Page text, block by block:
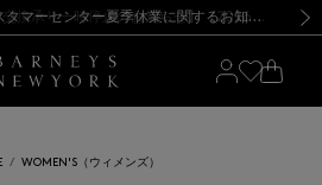
新規登録のお客様も対象！＜MY BARNEYS＞会員のお客様は11,000円（税込）以上のお買上げで常時送料無料！お買い物の際は会員登録を！
荷一時停止のお知らせ】(2026.8.7) 【オンラインストア カスタマーセンター夏季休業に関するお知らせ】（2026.8.7）
【夏季休業に伴う返品・交換承り一時停止のお知らせ】（2026.8.5）
の影響によるお荷物のお届けについて
SALEのご案内・ご注意事項 新規登録のお客様も対象！＜MY BARNEYS＞会員のお客様は11,000円（税込）以上のお買上げで常時送料無料！お買い物の際は会員登録を！
荷一時停止のお知らせ】(2026.8.7)
WOMEN'S（ウィメンズ）